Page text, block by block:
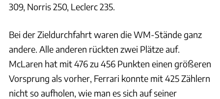
309, Norris 250, Leclerc 235.
Bei der Zieldurchfahrt waren die WM-Stände ganz
andere. Alle anderen rückten zwei Plätze auf.
McLaren hat mit 476 zu 456 Punkten einen größeren
Vorsprung als vorher, Ferrari konnte mit 425 Zählern
nicht so aufholen, wie man es sich auf seiner